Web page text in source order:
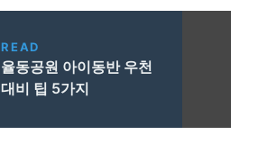
READ
율동공원 아이동반 우천
대비 팁 5가지